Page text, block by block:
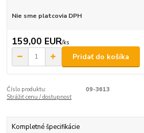
Nie sme platcovia DPH
159,00 EUR/ks
Pridať do košíka
Číslo produktu:
09-3613
Strážiť cenu / dostupnosť
Kompletné špecifikácie